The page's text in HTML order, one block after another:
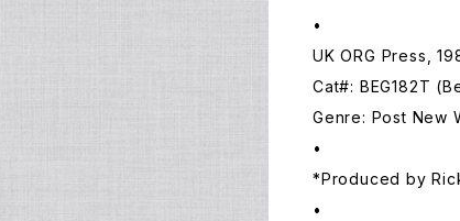
•
UK ORG Press,
Cat#: BEG182T
Genre: Post New
•
*Produced by
•